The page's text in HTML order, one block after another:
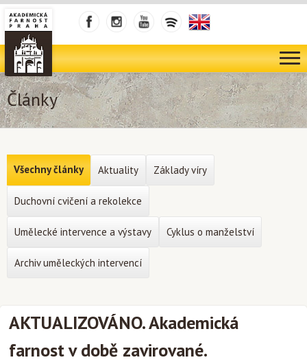
Články
AKTUALIZOVÁNO. Akademická
farnost v době zavirované.
Všechny články Aktuality Základy víry
Duchovní cvičení a rekolekce
Umělecké intervence a výstavy Cyklus o manželství
Archiv uměleckých intervencí